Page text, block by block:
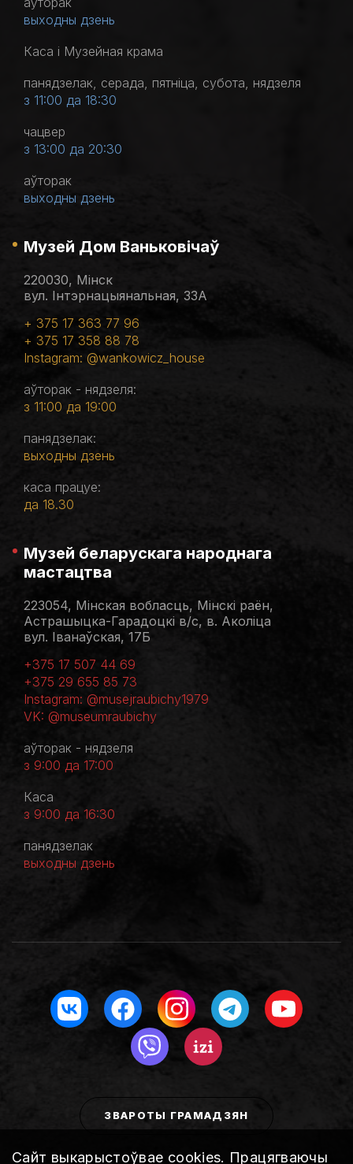
Сайт выкарыстоўвае cookies. Працягваючы
выходны дзень
Каса і Музейная крама
панядзелак, серада, пятніца, субота, нядзеля
з 11:00 да 18:30
чацвер
з 13:00 да 20:30
аўторак
выходны дзень
Музей Дом Ваньковічаў
220030, Мінск
вул. Інтэрнацыянальная, 33А
+ 375 17 363 77 96
+ 375 17 358 88 78
Instagram: @wankowicz_house
аўторак - нядзеля:
з 11:00 да 19:00
панядзелак:
выходны дзень
каса працуе:
да 18.30
Музей беларускага народнага
мастацтва
223054, Мінская вобласць, Мінскі раён,
Астрашыцка-Гарадоцкі в/с, в. Аколіца
вул. Іванаўская, 17Б
+375 17 507 44 69
+375 29 655 85 73
Instagram: @musejraubichy1979
VK: @museumraubichy
аўторак - нядзеля
з 9:00 да 17:00
Каса
з 9:00 да 16:30
панядзелак
выходны дзень
ЗВАРОТЫ ГРАМАДЗЯН